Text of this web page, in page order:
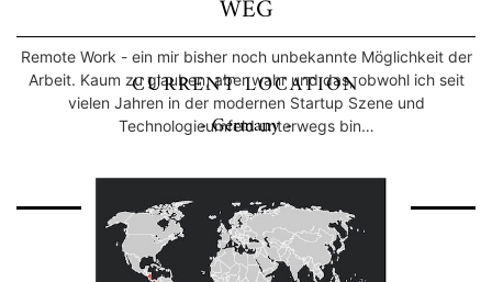
WEG
Remote Work - ein mir bisher noch unbekannte Möglichkeit der
Arbeit. Kaum zu glauben, aber wahr und das, obwohl ich seit
vielen Jahren in der modernen Startup Szene und
Technologieumfeld unterwegs bin…
CURRENT LOCATION
- Germany -